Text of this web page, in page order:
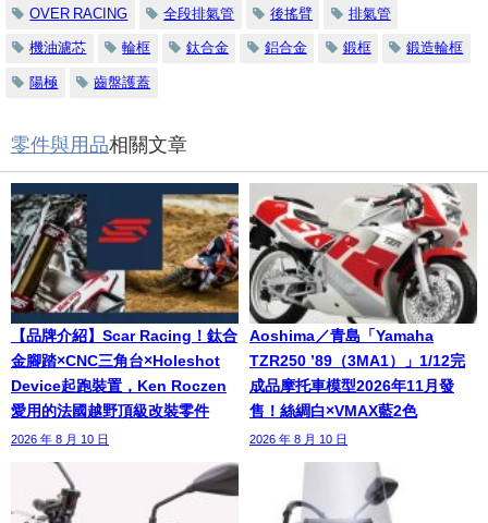
OVER RACING 全段排氣管 後搖臂 排氣管
機油濾芯 輪框 鈦合金 鋁合金 鍛框 鍛造輪框
陽極 齒盤護蓋
零件與用品相關文章
【品牌介紹】Scar Racing！鈦合
金腳踏×CNC三角台×Holeshot
Device起跑裝置，Ken Roczen
愛用的法國越野頂級改裝零件
2026 年 8 月 10 日
Aoshima／青島「Yamaha
TZR250 ’89（3MA1）」1/12完
成品摩托車模型2026年11月發
售！絲綢白×VMAX藍2色
2026 年 8 月 10 日